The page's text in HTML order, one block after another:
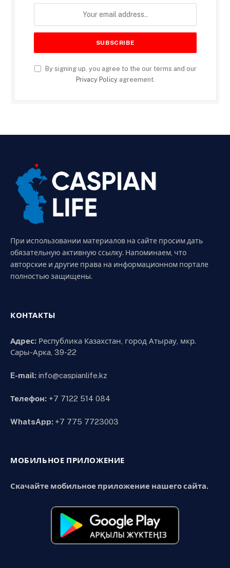
By signing up, you agree to the our terms and our
Privacy Policyagreement.
При использовании материалов на сайте просим дать
обязательную активную ссылку. Напоминаем, что
авторские и другие права на информационном портале
полностью защищены.
КОНТАКТЫ
Адрес: Республика Казахстан, город Атырау, мкр.
Сары-Арка, 39-22
E-mail: info@caspianlife.kz
Телефон: +7 7122 514 084
WhatsApp: +7 775 7723003
МОБИЛЬНОЕ ПРИЛОЖЕНИЕ
Скачайте мобильное приложение нашего сайта.